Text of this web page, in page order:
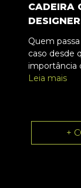
CADEIRA
Quem
caso desde
importância
Leia mais
+